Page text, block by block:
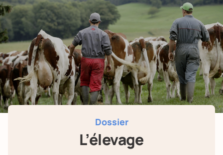
Dossier
L’élevage